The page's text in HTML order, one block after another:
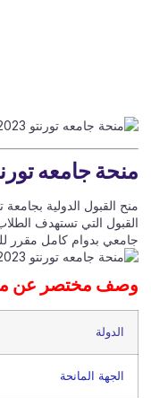
جامعه تورنتو
التي تستهدف الطلاب
بدوام كامل مقرر للعام
مختصر عن منحة
الدولة
الجهة المانحة